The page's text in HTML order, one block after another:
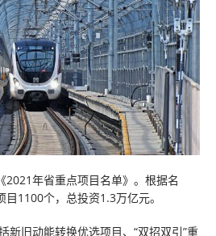
2021年省重点项目名单》。根据名
1100个，总投资1.3万亿元。
新旧动能转换优选项目、“双招双引”重